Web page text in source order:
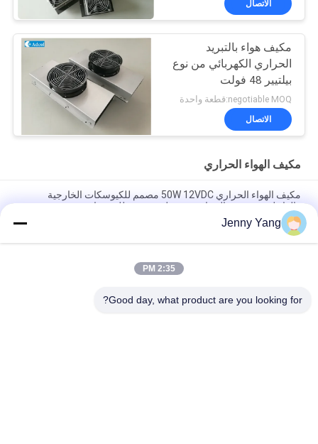
الاتصال
مكيف هواء بالتبريد
الحراري الكهربائي من نوع
بيلتيير 48 فولت
negotiable MOQ:قطعة واحدة
الاتصال
مكيف الهواء الحراري
مكيف الهواء الحراري 50W 12VDC مصمم للكيوسكات الخارجية
والداخلية مع تفريغ الحرارة وتشغيل منخفض للضوضاء
الصلبة مثالية لحلول تبريد خزانة البطارية في الهواء الطلق
مكيف هواء حراري بقدرة 150 وات مجموعة مبرد الهواء للخزائن
Jenny Yang
2:35 PM
Good day, what product are you looking for?